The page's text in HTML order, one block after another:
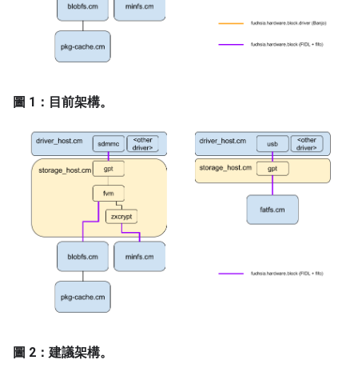
圖 1：目前架構。
圖 2：建議架構。